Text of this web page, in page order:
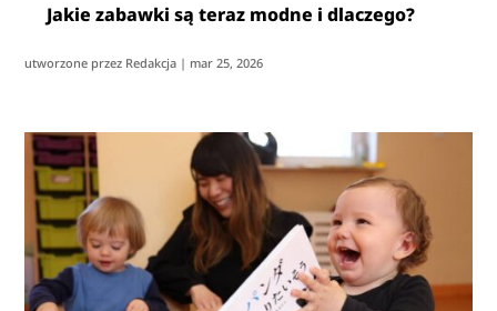
Jakie zabawki są teraz modne i dlaczego?
utworzone przez Redakcja | mar 25, 2026